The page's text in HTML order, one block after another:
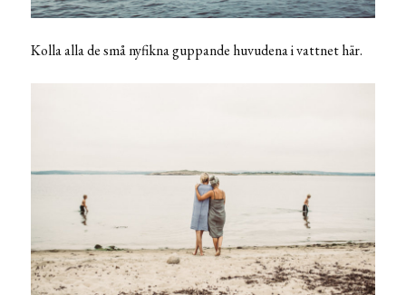
Kolla alla de små nyfikna guppande huvudena i vattnet här.